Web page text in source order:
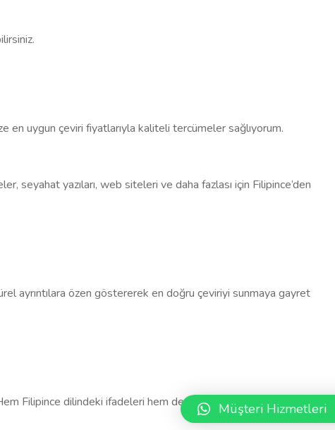
en uygun çeviri fiyatlarıyla kaliteli tercümeler sağlıyorum.
seyahat yazıları, web siteleri ve daha fazlası için Filipince’den
ayrıntılara özen göstererek en doğru çeviriyi sunmaya gayret
Filipince dilindeki ifadeleri hem de Almanca’daki tonlamaları
Müşteri Hizmetleri